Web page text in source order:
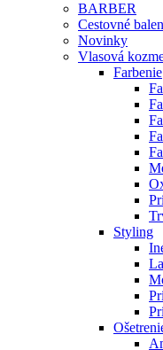
BARBER
Cestovné
Novinky
Vlasová
Farbenie
Styling